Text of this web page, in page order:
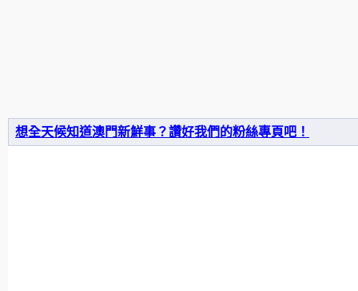
想全天候知道澳門新鮮事？讚好我們的粉絲專頁吧！